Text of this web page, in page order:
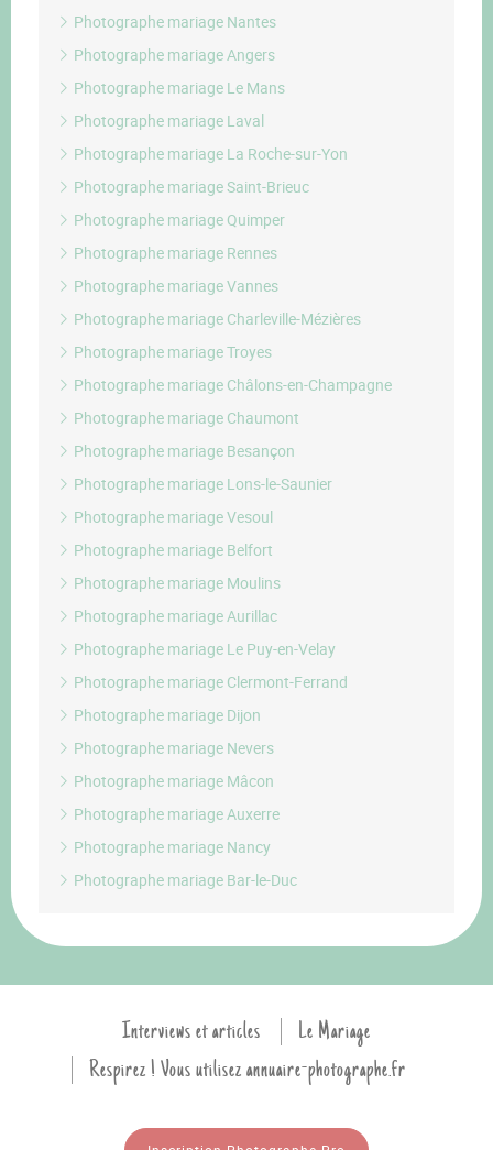
Photographe mariage Nantes
Photographe mariage Angers
Photographe mariage Le Mans
Photographe mariage Laval
Photographe mariage La Roche-sur-Yon
Photographe mariage Saint-Brieuc
Photographe mariage Quimper
Photographe mariage Rennes
Photographe mariage Vannes
Photographe mariage Charleville-Mézières
Photographe mariage Troyes
Photographe mariage Châlons-en-Champagne
Photographe mariage Chaumont
Photographe mariage Besançon
Photographe mariage Lons-le-Saunier
Photographe mariage Vesoul
Photographe mariage Belfort
Photographe mariage Moulins
Photographe mariage Aurillac
Photographe mariage Le Puy-en-Velay
Photographe mariage Clermont-Ferrand
Photographe mariage Dijon
Photographe mariage Nevers
Photographe mariage Mâcon
Photographe mariage Auxerre
Photographe mariage Nancy
Photographe mariage Bar-le-Duc
Interviews et articles
Le Mariage
Respirez ! Vous utilisez annuaire-photographe.fr